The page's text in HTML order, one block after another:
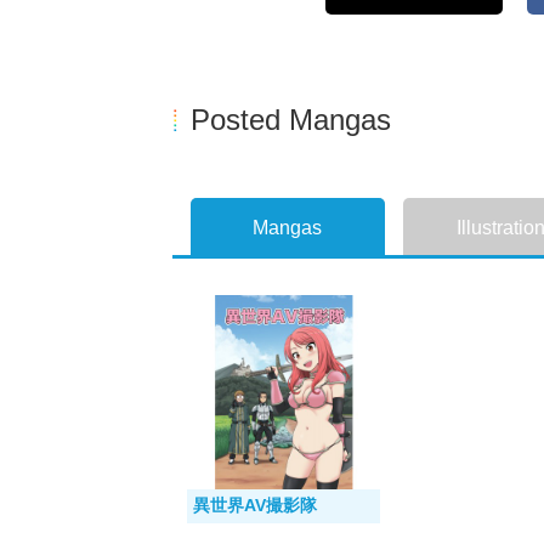
Posted Mangas
Mangas Illustration
異世界AV撮影隊